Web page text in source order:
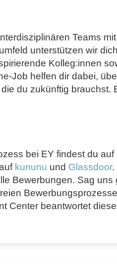
Teams
unterstützen wir
Kolleg:innen
Job helfen dir dabei,
du zukünftig brauchst.
bei EY findest du auf
kununu und Glassdoor.
Bewerbungen. Sag
Center beantwortet